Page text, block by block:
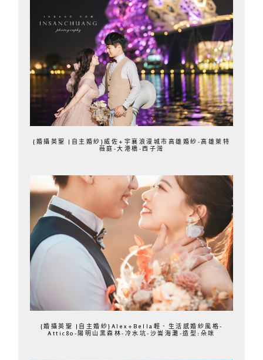
{婚攝英聖 |自主婚紗}威佐+宇襄浪漫城市高雄婚紗-高雄萊特
薇庭-大港橋-西子灣
{婚攝英聖 |自主婚紗}Alex+Bella輕．生活感婚紗風格-
Attic80-陽明山黑森林-冷水坑-沙崙海灘-造型:朵咪